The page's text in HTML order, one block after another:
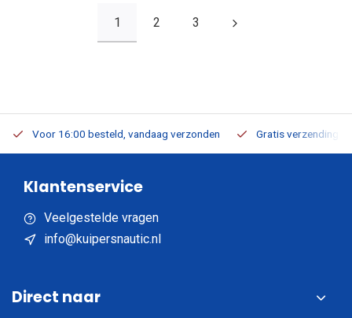
1 2 3
Voor 16:00 besteld, vandaag verzonden Gratis verzending
Klantenservice
Veelgestelde vragen
info@kuipersnautic.nl
Direct naar